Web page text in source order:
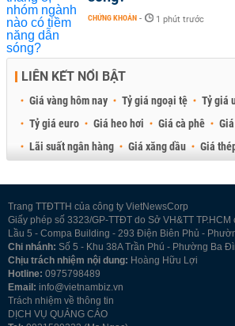
CHỨNG KHOÁN - 1 phút trước
LIÊN KẾT NỔI BẬT
Giá vàng hôm nay Tỷ giá ngoại tệ Tỷ giá
Tỷ giá euro
Giá heo hơi Giá cà phê
Lãi suất ngân hàng
Giá xăng dầu
Giá
Trang TTĐTTH của công ty VietNewsCorp
Giấy phép số 3323/GP-TTĐT do Sở VH&TT
Lầu 5 - Compa Building - 293 Điện Biên Phủ -
Chi nhánh: Số 5 - Khu 38A Trần Phú - Phường Ba
Chịu trách nhiệm nội dung: Hoàng Hữu Lợi
Hotline: 0975798489
Email: info@vietnambiz.vn
Trách nhiệm về thông tin
DỊCH VỤ QUẢNG CÁO